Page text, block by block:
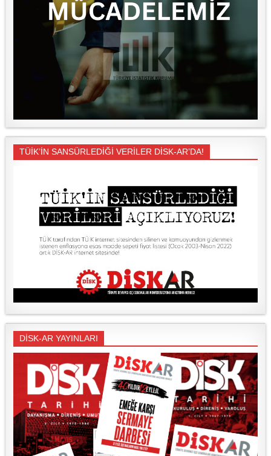
TÜİK’İN SANSÜRLEDİĞİ VERİLER DİSK-AR’DA!
DİSK-AR YAYINLARI